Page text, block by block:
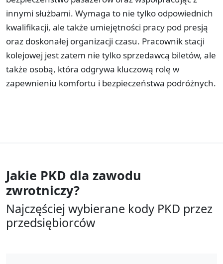
innymi służbami. Wymaga to nie tylko odpowiednich
kwalifikacji, ale także umiejętności pracy pod presją
oraz doskonałej organizacji czasu. Pracownik stacji
kolejowej jest zatem nie tylko sprzedawcą biletów, ale
także osobą, która odgrywa kluczową rolę w
zapewnieniu komfortu i bezpieczeństwa podróżnych.
Jakie PKD dla zawodu
zwrotniczy?
Najczęściej wybierane kody PKD przez
przedsiębiorców